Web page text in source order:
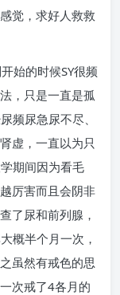
觉，求好人救救
始的时候SY很频
，只是一直是孤
频尿急尿不尽、
虚，一直以为只
期间因为看毛
厉害而且会阴非
了尿和前列腺，
概半个月一次，
虽然有戒色的思
次戒了4各月的